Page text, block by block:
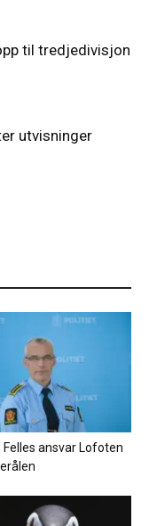
til tredjedivisjon
utvisninger
Felles ansvar Lofoten